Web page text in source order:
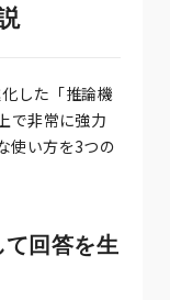
した「推論機
で非常に強力
使い方を3つの
回答を生